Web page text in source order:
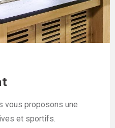
vous proposons une
et sportifs.